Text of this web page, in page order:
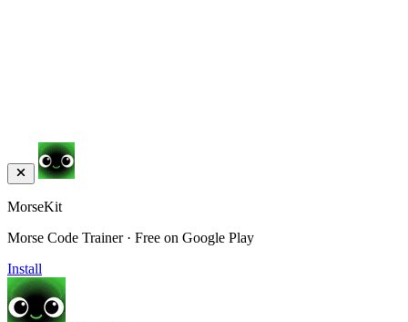
MorseKit
Morse Code Trainer · Free on Google Play
Install